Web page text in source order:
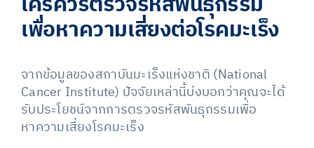
เพื่อหาความเสี่ยงต่อโรคมะเร็ง
จากข้อมูลของสถาบันมะเร็งแห่งชาติ (National
Cancer Institute) ปัจจัยเหล่านี้บ่งบอกว่าคุณจะได้
รับประโยชน์จากการตรวจรหัสพันธุกรรมเพื่อ
หาความเสี่ยงโรคมะเร็ง